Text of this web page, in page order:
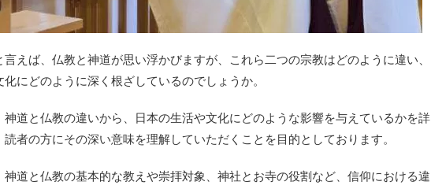
言えば、仏教と神道が思い浮かびますが、これら二つの宗教はどのように違い、
にどのように深く根ざしているのでしょうか。
神道と仏教の違いから、日本の生活や文化にどのような影響を与えているかを詳
読者の方にその深い意味を理解していただくことを目的としております。
神道と仏教の基本的な教えや崇拝対象、神社とお寺の役割など、信仰における違